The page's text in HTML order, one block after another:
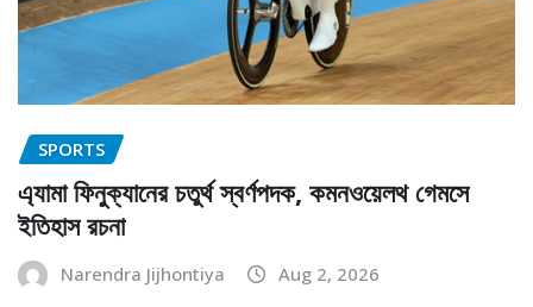
SPORTS
এ্যামা ফিনুক্যানের চতুর্থ স্বর্ণপদক, কমনওয়েলথ গেমসে
ইতিহাস রচনা
Narendra Jijhontiya Aug 2, 2026